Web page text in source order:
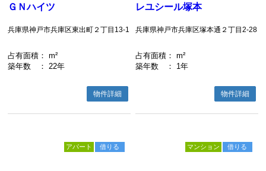
ＧＮハイツ
兵庫県神戸市兵庫区東出町２丁目13-1
占有面積 ： m²
築年数
： 22年
物件詳細
レユシール塚本
兵庫県神戸市兵庫区塚本通２丁目2-28
占有面積 ： m²
築年数
： 1年
物件詳細
借りる
アパート 借りる
マンション